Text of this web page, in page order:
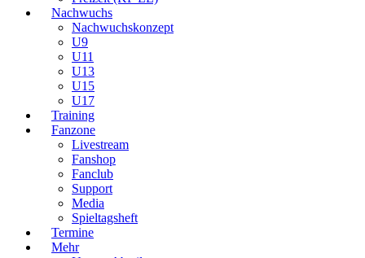
Nachwuchs
Nachwuchskonzept
U9
U11
U13
U15
U17
Training
Fanzone
Livestream
Fanshop
Fanclub
Support
Media
Spieltagsheft
Termine
Mehr